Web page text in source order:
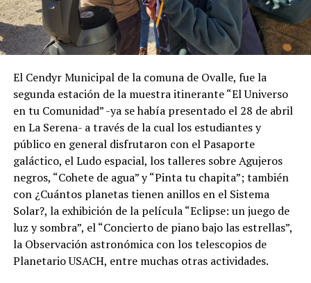
El Cendyr Municipal de la comuna de Ovalle, fue la
segunda estación de la muestra itinerante “El Universo
en tu Comunidad” -ya se había presentado el 28 de abril
en La Serena- a través de la cual los estudiantes y
público en general disfrutaron con el Pasaporte
galáctico, el Ludo espacial, los talleres sobre Agujeros
negros, “Cohete de agua” y “Pinta tu chapita”; también
con ¿Cuántos planetas tienen anillos en el Sistema
Solar?, la exhibición de la película “Eclipse: un juego de
luz y sombra”, el “Concierto de piano bajo las estrellas”,
la Observación astronómica con los telescopios de
Planetario USACH, entre muchas otras actividades.